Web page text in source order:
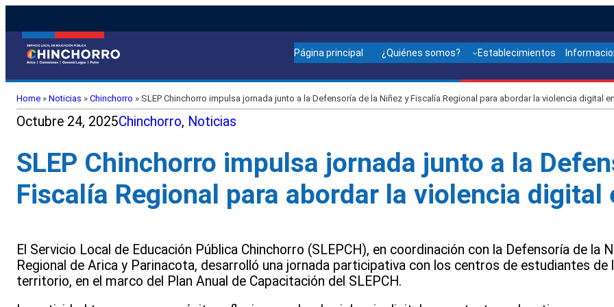
Página principal ¿Quiénes somos? Establecimientos
Home » Noticias » Chinchorro » SLEP Chinchorro impulsa jornada junto a la Defensoría de la Niñez y Fiscalía Regional para abordar la violencia digital
Octubre 24, 2025Chinchorro, Noticias
SLEP Chinchorro impulsa jornada junto a la
Fiscalía Regional para abordar la violencia
El Servicio Local de Educación Pública Chinchorro (SLEPCH), en coordinación con la Defensoría de la
Regional de Arica y Parinacota, desarrolló una jornada participativa con los centros de estudiantes de
territorio, en el marco del Plan Anual de Capacitación del SLEPCH.